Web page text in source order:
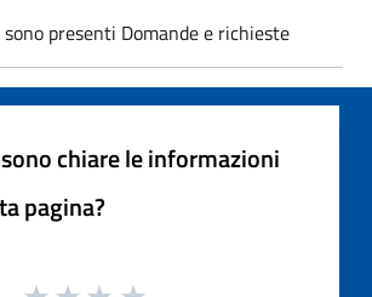
presenti Domande e richieste
chiare le informazioni
pagina?